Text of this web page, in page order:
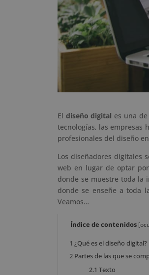
El diseño digital es una
tecnologías, las empresas
profesionales del diseño
Los diseñadores digitales
web en lugar de optar
donde se muestre toda la
donde se enseñe a toda
Veamos…
Índice de contenidos [
1 ¿Qué es el diseño digital?
2 Partes de las que se
2.1 Texto